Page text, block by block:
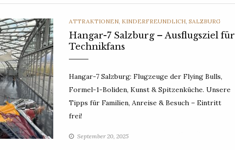
CATEGORIES
ATTRAKTIONEN KINDERFREUNDLICH SALZBURG
Hangar-7 Salzburg – Ausflugsziel für
Technikfans
Hangar-7 Salzburg: Flugzeuge der Flying Bulls,
Formel-1-Boliden, Kunst & Spitzenküche. Unsere
Tipps für Familien, Anreise & Besuch – Eintritt
frei!
September 20, 2025